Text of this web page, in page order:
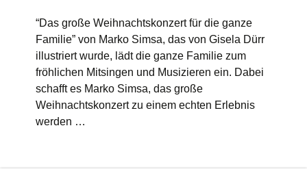
“Das große Weihnachtskonzert für die ganze
Familie” von Marko Simsa, das von Gisela Dürr
illustriert wurde, lädt die ganze Familie zum
fröhlichen Mitsingen und Musizieren ein. Dabei
schafft es Marko Simsa, das große
Weihnachtskonzert zu einem echten Erlebnis
werden …